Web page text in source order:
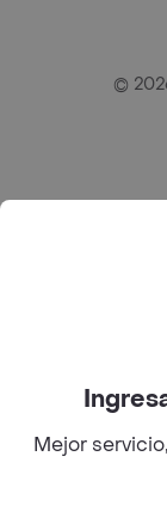
©
Bogotá
Mejor